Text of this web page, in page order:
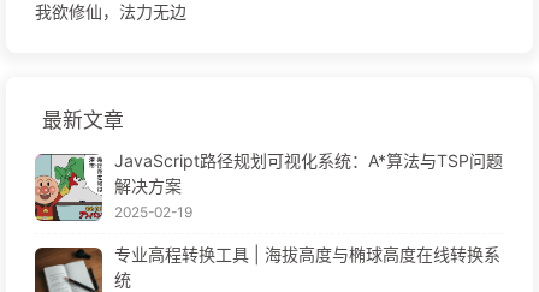
我欲修仙，法力无边
最新文章
JavaScript路径规划可视化系统：A*算法与TSP问题
解决方案
2025-02-19
专业高程转换工具 | 海拔高度与椭球高度在线转换系
统